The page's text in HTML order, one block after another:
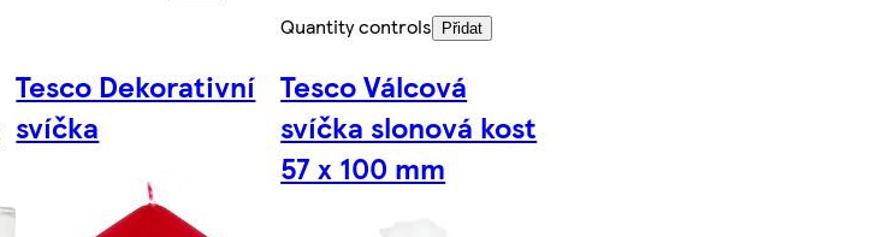
Quantity controls Přidat
Tesco Dekorativní
svíčka
Tesco Válcová
svíčka slonová kost
57 x 100 mm